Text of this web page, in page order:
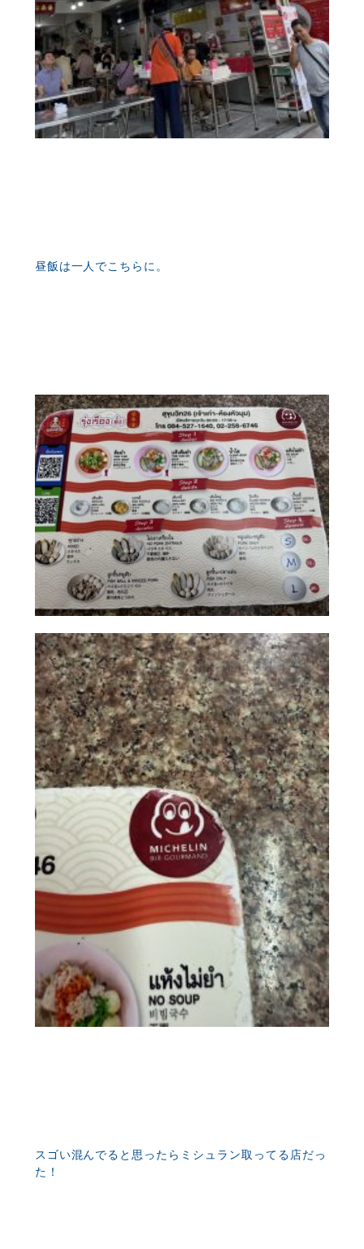
昼飯は一人でこちらに。
スゴい混んでると思ったらミシュラン取ってる店だっ
た！